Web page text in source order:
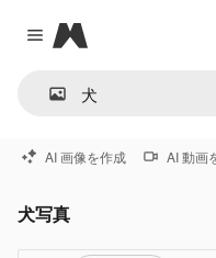
Close menu
Magnific
AI 画像を作成 AI 動画
犬写真